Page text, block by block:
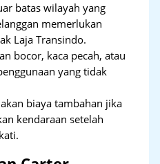
batas wilayah yang
memerlukan
Laja Transindo.
bocor, kaca pecah, atau
yang tidak
biaya tambahan jika
kendaraan setelah